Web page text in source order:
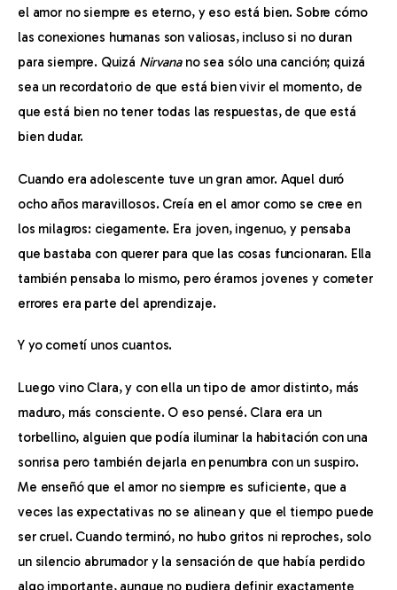
el amor no siempre es eterno, y eso está bien. Sobre cómo
las conexiones humanas son valiosas, incluso si no duran
para siempre. Quizá Nirvana no sea sólo una canción; quizá
sea un recordatorio de que está bien vivir el momento, de
que está bien no tener todas las respuestas, de que está
bien dudar.
Cuando era adolescente tuve un gran amor. Aquel duró
ocho años maravillosos. Creía en el amor como se cree en
los milagros: ciegamente. Era joven, ingenuo, y pensaba
que bastaba con querer para que las cosas funcionaran. Ella
también pensaba lo mismo, pero éramos jovenes y cometer
errores era parte del aprendizaje.
Y yo cometí unos cuantos.
Luego vino Clara, y con ella un tipo de amor distinto, más
maduro, más consciente. O eso pensé. Clara era un
torbellino, alguien que podía iluminar la habitación con una
sonrisa pero también dejarla en penumbra con un suspiro.
Me enseñó que el amor no siempre es suficiente, que a
veces las expectativas no se alinean y que el tiempo puede
ser cruel. Cuando terminó, no hubo gritos ni reproches, solo
un silencio abrumador y la sensación de que había perdido
algo importante, aunque no pudiera definir exactamente